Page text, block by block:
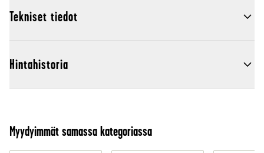
Tekniset tiedot
Hintahistoria
Myydyimmät samassa kategoriassa